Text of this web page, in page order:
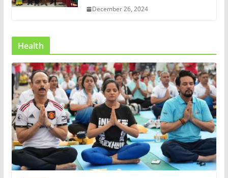
December 26, 2024
Health